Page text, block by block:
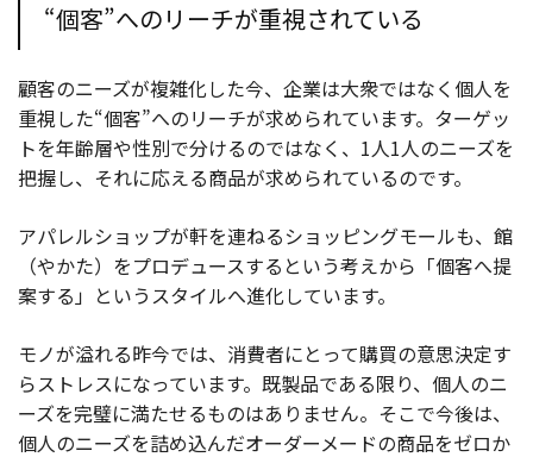
“個客”へのリーチが重視されている
顧客のニーズが複雑化した今、企業は大衆ではなく個人を
重視した“個客”へのリーチが求められています。ターゲッ
トを年齢層や性別で分けるのではなく、1人1人のニーズを
把握し、それに応える商品が求められているのです。
アパレルショップが軒を連ねるショッピングモールも、館
（やかた）をプロデュースするという考えから「個客へ提
案する」というスタイルへ進化しています。
モノが溢れる昨今では、消費者にとって購買の意思決定す
らストレスになっています。既製品である限り、個人のニ
ーズを完璧に満たせるものはありません。そこで今後は、
個人のニーズを詰め込んだオーダーメードの商品をゼロか